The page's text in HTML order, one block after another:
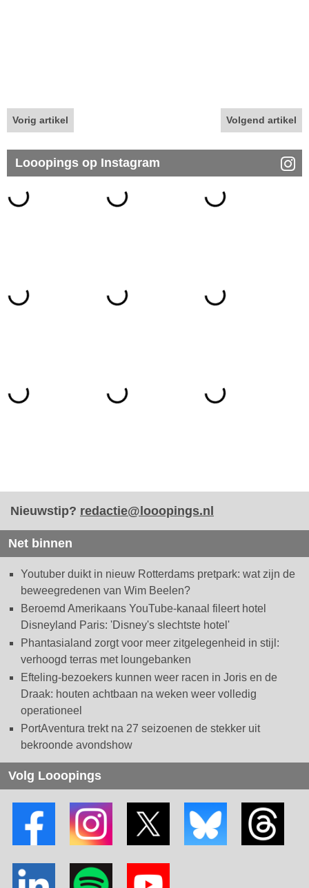
Vorig artikel Volgend artikel
Looopings op Instagram
Nieuwstip? redactie@looopings.nl
Net binnen
Youtuber duikt in nieuw Rotterdams pretpark: wat zijn de
beweegredenen van Wim Beelen?
Beroemd Amerikaans YouTube-kanaal fileert hotel
Disneyland Paris: 'Disney's slechtste hotel'
Phantasialand zorgt voor meer zitgelegenheid in stijl:
verhoogd terras met loungebanken
Efteling-bezoekers kunnen weer racen in Joris en de
Draak: houten achtbaan na weken weer volledig
operationeel
PortAventura trekt na 27 seizoenen de stekker uit
bekroonde avondshow
Volg Looopings